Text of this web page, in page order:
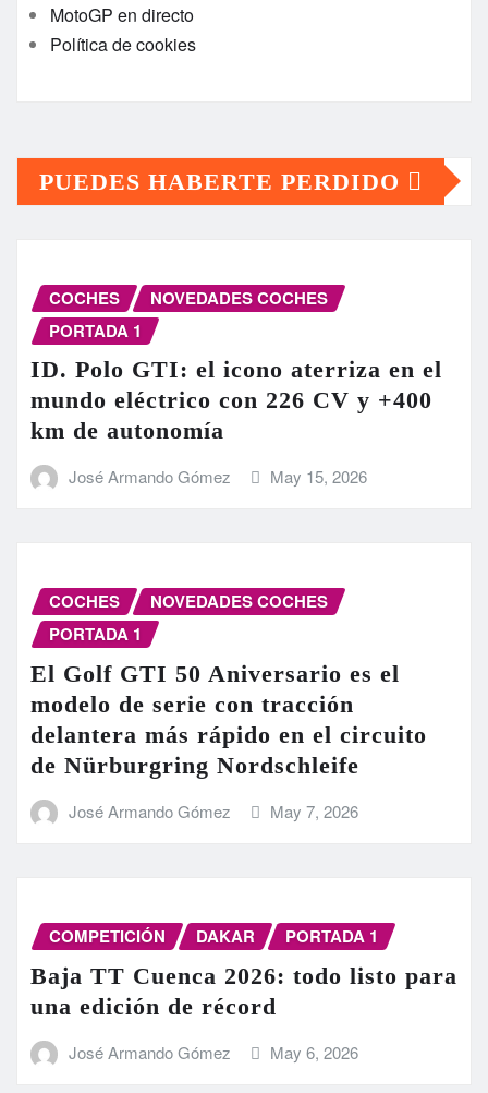
MotoGP en directo
Política de cookies
PUEDES HABERTE PERDIDO
COCHES
NOVEDADES COCHES
PORTADA 1
ID. Polo GTI: el icono aterriza en el
mundo eléctrico con 226 CV y +400
km de autonomía
José Armando Gómez May 15, 2026
COCHES
NOVEDADES COCHES
PORTADA 1
El Golf GTI 50 Aniversario es el
modelo de serie con tracción
delantera más rápido en el circuito
de Nürburgring Nordschleife
José Armando Gómez May 7, 2026
COMPETICIÓN DAKAR PORTADA 1
Baja TT Cuenca 2026: todo listo para
una edición de récord
José Armando Gómez May 6, 2026